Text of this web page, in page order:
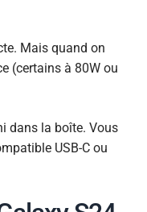
Mais quand on
(certains à 80W ou
dans la boîte. Vous
USB-C ou